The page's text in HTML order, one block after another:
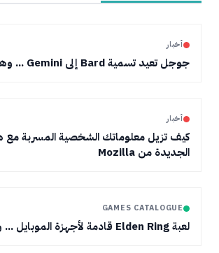
أخبار
جوجل تعيد تسمية Bard إلى Gemini ... وهذه مميزاته
أخبار
كيف تزيل معلوماتك الشخصية المسربة مع
الجديدة من Mozilla
GAMES CATALOGUE
لعبة Elden Ring قادمة لأجهزة الموبايل ... ومجانًا أيضا